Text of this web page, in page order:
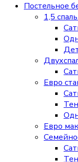
Постельное
1,5
Евро
Евро